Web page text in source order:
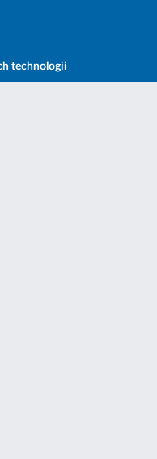
technologii